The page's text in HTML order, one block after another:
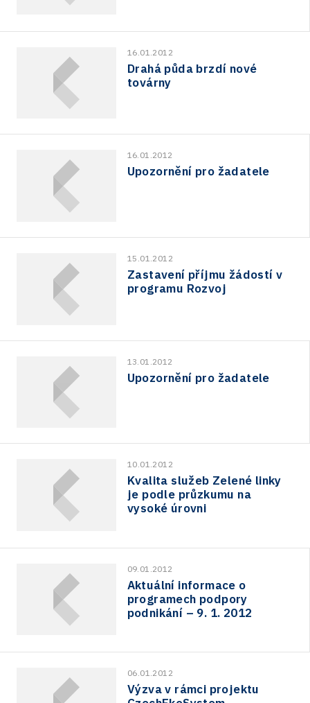
16.01.2012
Drahá půda brzdí nové
továrny
16.01.2012
Upozornění pro žadatele
15.01.2012
Zastavení příjmu žádostí v
programu Rozvoj
13.01.2012
Upozornění pro žadatele
10.01.2012
Kvalita služeb Zelené linky
je podle průzkumu na
vysoké úrovni
09.01.2012
Aktuální informace o
programech podpory
podnikání – 9. 1. 2012
06.01.2012
Výzva v rámci projektu